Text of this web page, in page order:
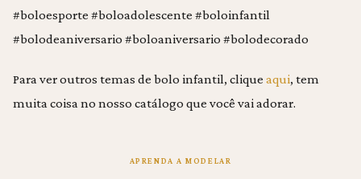
#boloesporte #boloadolescente #boloinfantil
#bolodeaniversario #boloaniversario #bolodecorado
Para ver outros temas de bolo infantil, clique aqui, tem
muita coisa no nosso catálogo que você vai adorar.
APRENDA A MODELAR